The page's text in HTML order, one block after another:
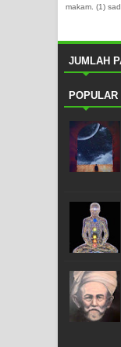
makam. (1)
JUMLAH
POPULAR